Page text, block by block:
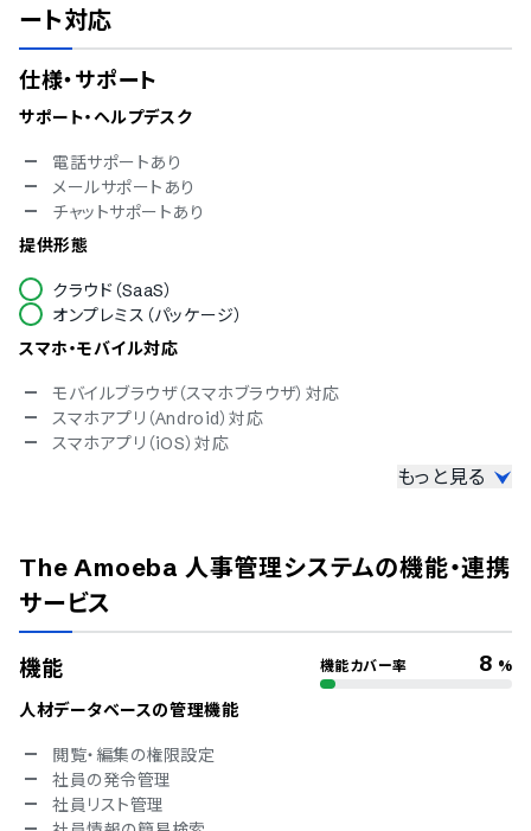
ート対応
仕様・サポート
サポート・ヘルプデスク
電話サポートあり
メールサポートあり
チャットサポートあり
提供形態
クラウド（SaaS）
オンプレミス（パッケージ）
スマホ・モバイル対応
モバイルブラウザ（スマホブラウザ）対応
スマホアプリ（Android）対応
スマホアプリ（iOS）対応
冗長化
通信の暗号化
シングルサインオン
対応言語
英語
中国語
オランダ語
フィンランド語
もっと見る
The Amoeba 人事管理システムの機能・連携
サービス
機能 機能カバー率 8 %
人材データベースの管理機能
閲覧・編集の権限設定
社員の発令管理
社員リスト管理